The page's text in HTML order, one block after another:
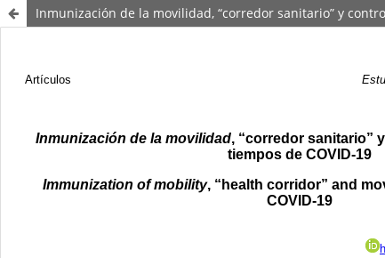
Inmunización de la movilidad, “corredor sanitario” y